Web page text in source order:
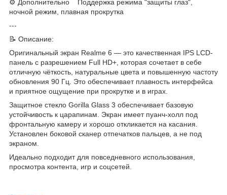
⚙ Дополнительно Поддержка режима "защиты глаз",
ночной режим, плавная прокрутка
---
📝 Описание:
Оригинальный экран Realme 6 — это качественная IPS LCD-
панель с разрешением Full HD+, которая сочетает в себе
отличную чёткость, натуральные цвета и повышенную частоту
обновления 90 Гц. Это обеспечивает плавность интерфейса
и приятное ощущение при прокрутке и в играх.
Защитное стекло Gorilla Glass 3 обеспечивает базовую
устойчивость к царапинам. Экран имеет пуанч-холл под
фронтальную камеру и хорошо откликается на касания.
Установлен боковой сканер отпечатков пальцев, а не под
экраном.
Идеально подходит для повседневного использования,
просмотра контента, игр и соцсетей.